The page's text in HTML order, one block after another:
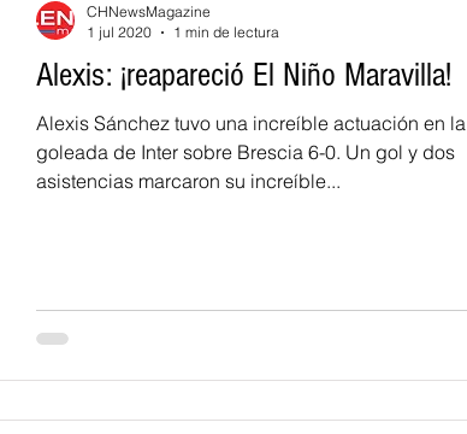
Alexis: ¡reapareció El Niño Maravilla!
Alexis Sánchez tuvo una increíble actuación en la
goleada de Inter sobre Brescia 6-0. Un gol y dos
asistencias marcaron su increíble...
CHNewsMagazine
1 jul 2020
1 min de lectura